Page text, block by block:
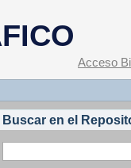
Acceso
Buscar en el